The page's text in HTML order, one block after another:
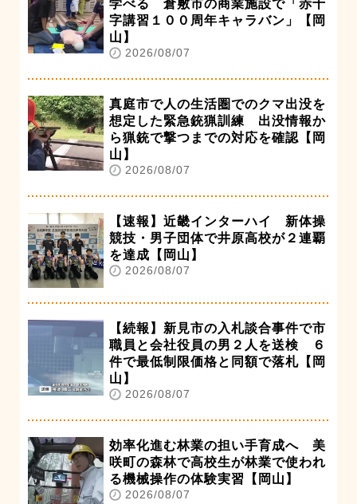
学べる 倉敷市の商業施設で「赤十
字講習１００周年キャラバン」【岡
山】
2026/08/07
真庭市で人の生活圏でのクマ出没を
想定した緊急銃猟訓練 出没情報か
ら猟銃で撃つまでの対応を確認【岡
山】
2026/08/07
【速報】近畿インターハイ 新体操
競技・男子団体で井原高校が２連覇
を達成【岡山】
2026/08/07
【続報】新見市の入札談合事件で市
職員と会社役員の男２人を送検 ６
件で最低制限価格と同額で落札【岡
山】
2026/08/07
効率化進む林業の担い手育成へ 美
咲町の森林で高校生が林業で使われ
る機械操作の体験実習【岡山】
2026/08/07